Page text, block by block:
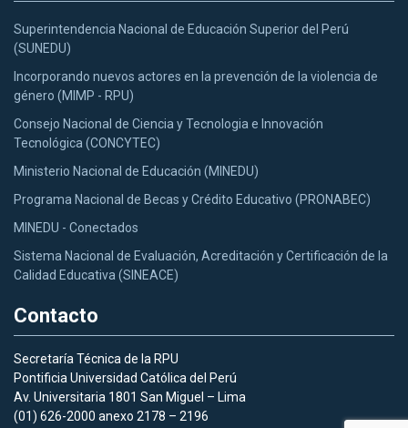
Superintendencia Nacional de Educación Superior del Perú
(SUNEDU)
Incorporando nuevos actores en la prevención de la violencia de
género (MIMP - RPU)
Consejo Nacional de Ciencia y Tecnologia e Innovación
Tecnológica (CONCYTEC)
Ministerio Nacional de Educación (MINEDU)
Programa Nacional de Becas y Crédito Educativo (PRONABEC)
MINEDU - Conectados
Sistema Nacional de Evaluación, Acreditación y Certificación de la
Calidad Educativa (SINEACE)
Contacto
Secretaría Técnica de la RPU
Pontificia Universidad Católica del Perú
Av. Universitaria 1801 San Miguel – Lima
(01) 626-2000 anexo 2178 – 2196